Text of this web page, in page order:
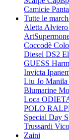
Camicie
Tutte le
Aletta
Coccodè
Diesel DS2
GUESS
Invicta
Liu Jo Manila
Blumarine
Loca
POLO
Special Day
Trussardi
Zaini